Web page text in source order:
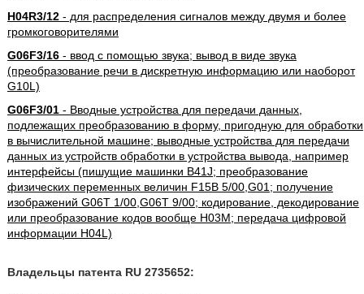
H04R3/12- для распределения сигналов между двумя и более
громкоговорителями
G06F3/16- ввод с помощью звука; вывод в виде звука
(преобразование речи в дискретную информацию или наоборот
G10L)
G06F3/01- Вводные устройства для передачи данных,
подлежащих преобразованию в форму, пригодную для обработки
в вычислительной машине; выводные устройства для передачи
данных из устройств обработки в устройства вывода, например
интерфейсы (пишущие машинки B41J; преобразование
физических переменных величин F15B 5/00,G01; получение
изображений G06T 1/00,G06T 9/00; кодирование, декодирование
или преобразование кодов вообще H03M; передача цифровой
информации H04L)
Владельцы патента RU 2735652: